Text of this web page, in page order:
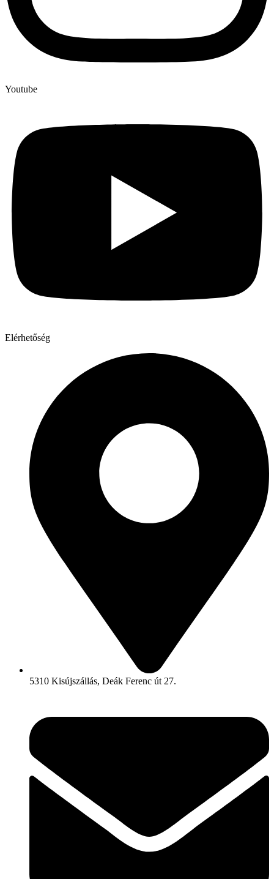
Youtube
Elérhetőség
5310 Kisújszállás, Deák Ferenc út 27.